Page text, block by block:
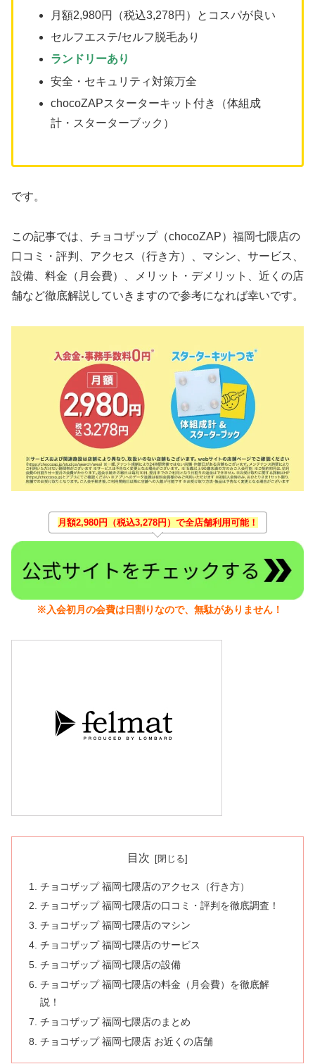
月額2,980円（税込3,278円）とコスパが良い
セルフエステ/セルフ脱毛あり
ランドリーあり
安全・セキュリティ対策万全
chocoZAPスターターキット付き（体組成
計・スターターブック）
です。
この記事では、チョコザップ（chocoZAP）福岡七隈店の
口コミ・評判、アクセス（行き方）、マシン、サービス、
設備、料金（月会費）、メリット・デメリット、近くの店
舗など徹底解説していきますので参考になれば幸いです。
月額2,980円（税込3,278円）で全店舗利用可能！
※入会初月の会費は日割りなので、無駄がありません！
目次
チョコザップ 福岡七隈店のアクセス（行き方）
チョコザップ 福岡七隈店の口コミ・評判を徹底調査！
チョコザップ 福岡七隈店のマシン
チョコザップ 福岡七隈店のサービス
チョコザップ 福岡七隈店の設備
チョコザップ 福岡七隈店の料金（月会費）を徹底解
説！
チョコザップ 福岡七隈店のまとめ
チョコザップ 福岡七隈店 お近くの店舗